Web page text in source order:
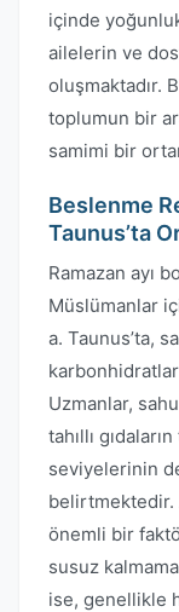
içinde
ailelerin ve
oluşmaktadır.
toplumun bir
samimi bir
Beslenme
Taunus’ta
Ramazan ayı
Müslümanlar
a. Taunus’ta,
Uzmanlar,
tahıllı
seviyelerinin
belirtmektedir.
önemli bir
susuz
ise, genellikle